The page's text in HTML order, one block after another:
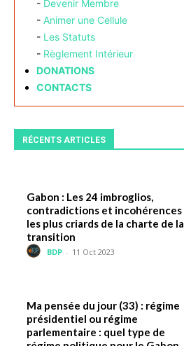
- Devenir Membre
- Animer une Cellule
- Les Statuts
- Règlement Intérieur
DONATIONS
CONTACTS
RÉCENTS ARTICLES
Gabon : Les 24 imbroglios,
contradictions et incohérences
les plus criards de la charte de la
transition
BDP - 11 Oct 2023
Ma pensée du jour (33) : régime
présidentiel ou régime
parlementaire : quel type de